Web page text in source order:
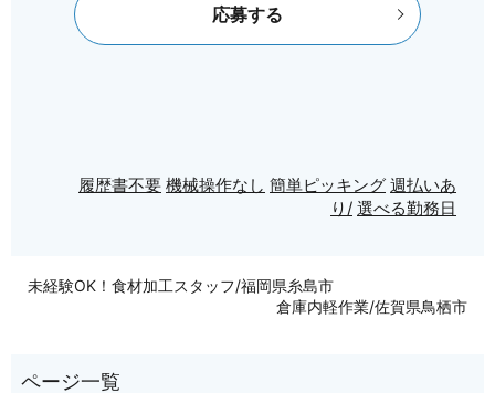
応募する
履歴書不要 機械操作なし 簡単ピッキング 週払いあ
り/ 選べる勤務日
未経験OK！食材加工スタッフ/福岡県糸島市
倉庫内軽作業/佐賀県鳥栖市